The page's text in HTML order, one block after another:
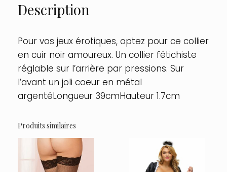
Taille
:
Couleur
Noir
Description
Pour vos jeux érotiques, optez pour ce collier
en cuir noir amoureux. Un collier fétichiste
réglable sur l’arrière par pressions. Sur
l’avant un joli coeur en métal
argentéLongueur 39cmHauteur 1.7cm
Produits similaires